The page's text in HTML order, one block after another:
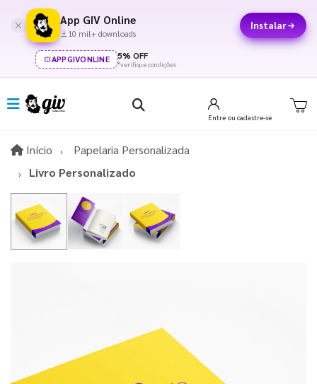
App GIV Online
10 mil+ downloads
Instalar
APPGIVONLINE 5% OFF
*verifique condições
Entre ou cadastre-se
Início InícioPapelaria Personalizada
Livro Personalizado